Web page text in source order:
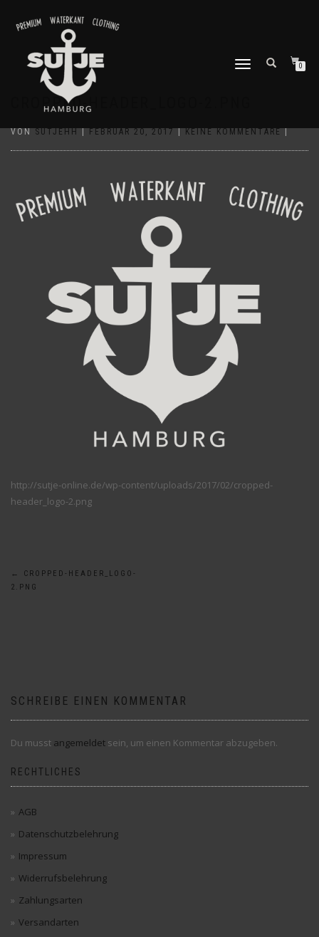
NAVIGATION
0
CROPPED-HEADER_LOGO-2.PNG
VON SUTJEHH FEBRUAR 20, 2017 KEINE KOMMENTARE
http://sutje-online.de/wp-content/uploads/2017/02/cropped-
header_logo-2.png
Beitragsnavigation
←
CROPPED-HEADER_LOGO-
2.PNG
SCHREIBE EINEN KOMMENTAR
Du musst angemeldet sein, um einen Kommentar abzugeben.
RECHTLICHES
AGB
Datenschutzbelehrung
Impressum
Widerrufsbelehrung
Zahlungsarten
Versandarten